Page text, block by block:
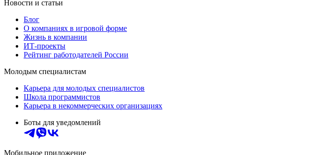
Новости и статьи
Блог
О компаниях в игровой форме
Жизнь в компании
ИТ-проекты
Рейтинг работодателей России
Молодым специалистам
Карьера для молодых специалистов
Школа программистов
Карьера в некоммерческих организациях
Боты для уведомлений
Мобильное приложение